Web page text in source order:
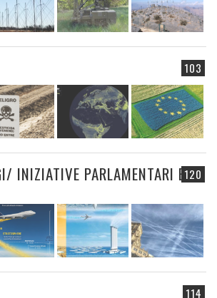
103
120
INIZIATIVE PARLAMENTARI E
114